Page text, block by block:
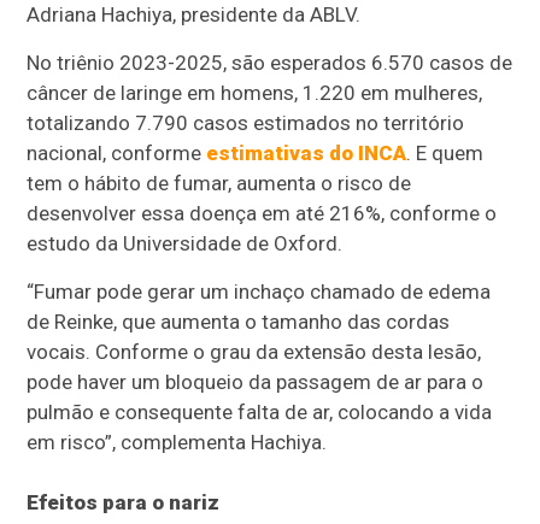
Adriana Hachiya, presidente da ABLV.
No triênio 2023-2025, são esperados 6.570 casos de
câncer de laringe em homens, 1.220 em mulheres,
totalizando 7.790 casos estimados no território
nacional, conforme estimativas do INCA. E quem
tem o hábito de fumar, aumenta o risco de
desenvolver essa doença em até 216%, conforme o
estudo da Universidade de Oxford.
“Fumar pode gerar um inchaço chamado de edema
de Reinke, que aumenta o tamanho das cordas
vocais. Conforme o grau da extensão desta lesão,
pode haver um bloqueio da passagem de ar para o
pulmão e consequente falta de ar, colocando a vida
em risco”, complementa Hachiya.
Efeitos para o nariz